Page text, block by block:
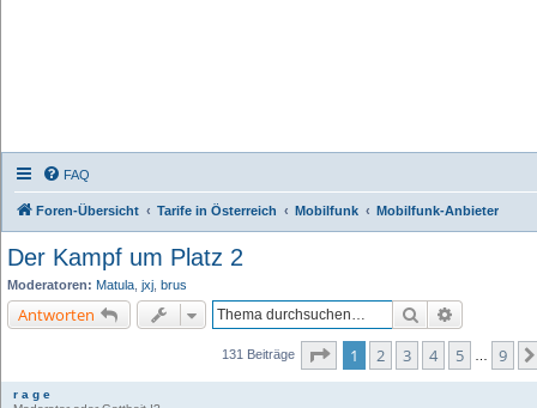
FAQ
Foren-Übersicht Tarife in Österreich Mobilfunk Mobilfunk-Anbieter
Der Kampf um Platz 2
Moderatoren: Matula jxj brus
Antworten Suche
131 Beiträge Seite von
1 2 3 4 5 9
r a g e